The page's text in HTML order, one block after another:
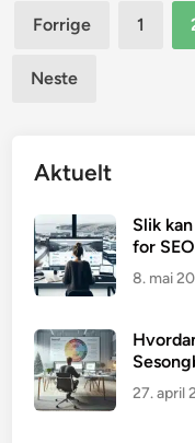
Sidepaginering
Forrige 1
Neste
Aktuelt
Slik
for SEO
8. mai
27. april